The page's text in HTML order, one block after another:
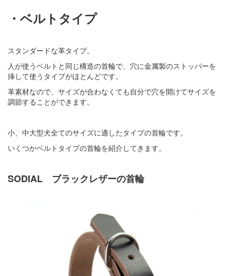
・ベルトタイプ
スタンダードな革タイプ。
人が使うベルトと同じ構造の首輪で、穴に金属製のストッパーを
挿して使うタイプがほとんどです。
革素材なので、サイズが合わなくても自分で穴を開けてサイズを
調節することができます。
小、中大型犬全てのサイズに適したタイプの首輪です。
いくつかベルトタイプの首輪を紹介してきます。
SODIAL ブラックレザーの首輪